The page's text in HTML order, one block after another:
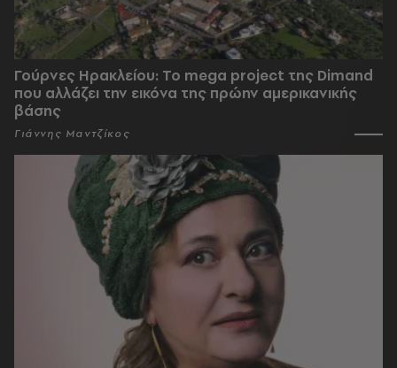
Γούρνες Ηρακλείου: To mega project της Dimand
που αλλάζει την εικόνα της πρώην αμερικανικής
βάσης
Γιάννης Μαντζίκος